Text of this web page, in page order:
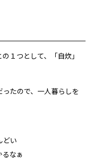
１つとして、「自炊」
たので、一人暮らしを
どい
なぁ